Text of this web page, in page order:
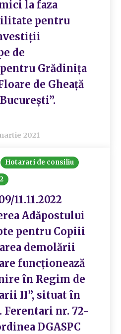
la faza
pentru
de
Grădinița
de Gheață
2021
Hotarari de consiliu
11.11.2022
Adăpostului
pentru Copiii
demolării
funcționează
în Regim de
II”, situat în
Ferentari nr. 72-
DGASPC